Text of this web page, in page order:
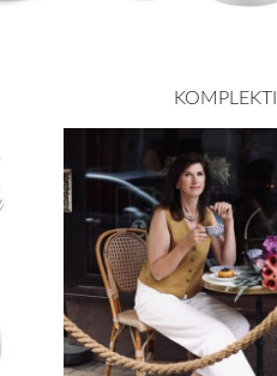
KOMPLEKTI